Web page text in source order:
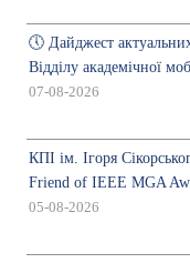
🕔 Дайджест
Відділу академічної
07-08-2026
КПІ ім. Ігоря
Friend of IEEE MGA
05-08-2026